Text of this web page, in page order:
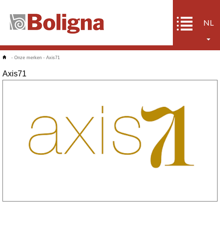
NL
- Onze merken - Axis71
Axis71